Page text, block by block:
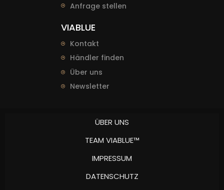
Anfrage stellen
VIABLUE
Kontakt
Händler finden
Über uns
Newsletter
ÜBER UNS
TEAM VIABLUE™
IMPRESSUM
DATENSCHUTZ